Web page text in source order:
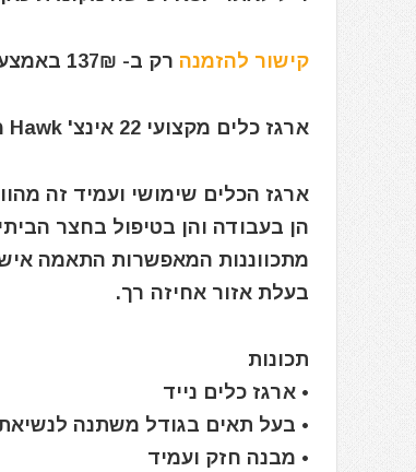
קישור להזמנה רק ב- 137₪ באמצעות קוד הקופון הבלעדי: iBuyILKSP
ארגז כלים מקצועי 22 אינצ' Hawk מבית כתר
ארגז הכלים שימושי ועמיד זה
הן בעבודה והן בטיפול בחצר
מתכווננות המאפשרות התאמה
בעלת אזור אחיזה רך.
תכונות
• ארגז כלים נייד
• בעל תאים בגודל משתנה לנשיאת
• מבנה חזק ועמיד